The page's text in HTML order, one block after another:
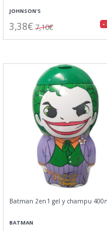
JOHNSON'S
3,38€ 7,10€ -
Batman 2en1 gel y champu
BATMAN